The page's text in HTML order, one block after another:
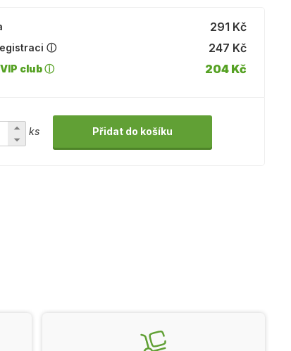
291 Kč
ⓘ
247 Kč
club ⓘ 204 Kč
ks Přidat do košíku